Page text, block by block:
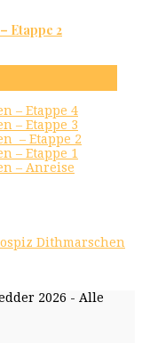
Etappe 2
– Etappe 4
– Etappe 3
– Etappe 2
– Etappe 1
– Anreise
Dithmarschen
2026 - Alle